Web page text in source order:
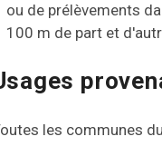
ou de prélèvements
100 m de part et
les communes